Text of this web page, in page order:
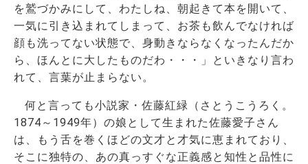
を鷲づかみにして、わたしね、朝起きて本を開いて、
一気に引き込まれてしまって、お茶も飲んでなければ
顔も洗ってない状態で、身動きならなくなったんだか
ら、ほんとに大したものだわ・・・」といきなり言わ
れて、言葉が止まらない。
何と言っても小説家・佐藤紅緑（さとうこうろく。
1874～1949年）の娘として生まれた佐藤愛子さん
は、もう舌を巻くほどの文才と才気に恵まれており、
そこに独特の、あの真っすぐな正義感と知性と品性に